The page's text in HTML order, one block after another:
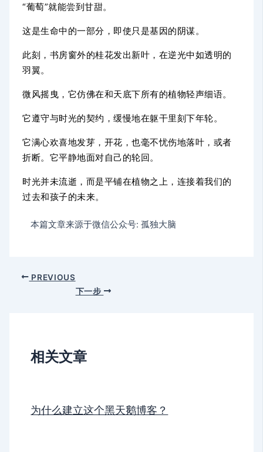
“葡萄”就能尝到甘甜。
这是生命中的一部分，即使只是基因的阴谋。
此刻，书房窗外的桂花发出新叶，在逆光中如透明的
羽翼。
微风摇曳，它仿佛在和天底下所有的植物轻声细语。
它遵守与时光的契约，缓慢地在躯干里刻下年轮。
它满心欢喜地发芽，开花，也毫不忧伤地落叶，或者
折断。 它平静地面对自己的轮回。
时光并未流逝，而是平铺在植物之上，连接着我们的
过去和孩子的未来。
本篇文章来源于微信公众号: 孤独大脑
PREVIOUS
下一步
相关文章
为什么建立这个黑天鹅博客？